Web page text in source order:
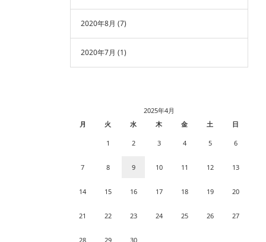
2020年8月 (7)
2020年7月 (1)
2025年4月
月
火 水 木 金 土 日
1 2 3 4 5 6
7 8 9 10 11 12 13
14 15 16 17 18 19 20
21 22 23 24 25 26 27
28 29 30